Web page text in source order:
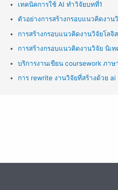
เทคนิคการใช้ AI ทำวิจัยบทที่1
ตัวอย่างการสร้างกรอบแนวคิดงา
การสร้างกรอบแนวคิดงานวิจัยโลจิ
การสร้างกรอบแนวคิดงานวิจัย นิเ
บริการงานเขียน coursework ภาษ
การ rewrite งานวิจัยที่สร้างด้วย ai